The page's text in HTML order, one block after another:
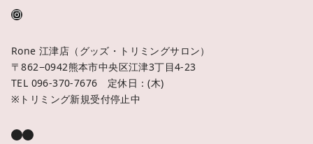
Rone 江津店（グッズ・トリミングサロン）
〒862−0942熊本市中央区江津3丁目4-23
TEL 096-370-7676 定休日：(木)
※トリミング新規受付停止中